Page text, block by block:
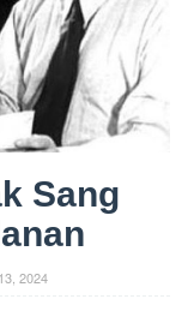
Sang
2024